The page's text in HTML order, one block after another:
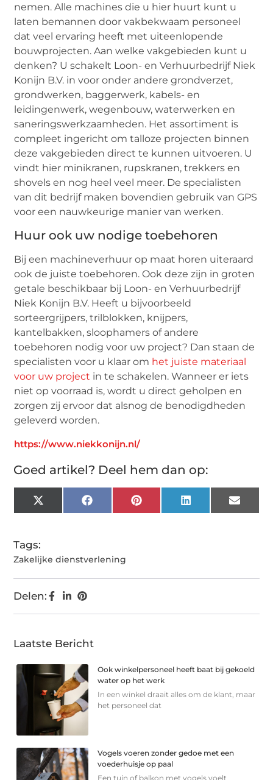
nemen. Alle machines die u hier huurt kunt u
laten bemannen door vakbekwaam personeel
dat veel ervaring heeft met uiteenlopende
bouwprojecten. Aan welke vakgebieden kunt u
denken? U schakelt Loon- en Verhuurbedrijf Niek
Konijn B.V. in voor onder andere grondverzet,
grondwerken, baggerwerk, kabels- en
leidingenwerk, wegenbouw, waterwerken en
saneringswerkzaamheden. Het assortiment is
compleet ingericht om talloze projecten binnen
deze vakgebieden direct te kunnen uitvoeren. U
vindt hier minikranen, rupskranen, trekkers en
shovels en nog heel veel meer. De specialisten
van dit bedrijf maken bovendien gebruik van GPS
voor een nauwkeurige manier van werken.
Huur ook uw nodige toebehoren
Bij een machineverhuur op maat horen uiteraard
ook de juiste toebehoren. Ook deze zijn in groten
getale beschikbaar bij Loon- en Verhuurbedrijf
Niek Konijn B.V. Heeft u bijvoorbeeld
sorteergrijpers, trilblokken, knijpers,
kantelbakken, sloophamers of andere
toebehoren nodig voor uw project? Dan staan de
specialisten voor u klaar om het juiste materiaal
voor uw project in te schakelen. Wanneer er iets
niet op voorraad is, wordt u direct geholpen en
zorgen zij ervoor dat alsnog de benodigdheden
geleverd worden.
https://www.niekkonijn.nl/
Goed artikel? Deel hem dan op:
X
(Twitter)
FacebookPinterest LinkedIn Email
Tags:
Zakelijke dienstverlening
Delen:
Laatste Bericht
Ook winkelpersoneel heeft baat bij gekoeld
water op het werk
In een winkel draait alles om de klant, maar
het personeel dat
Vogels voeren zonder gedoe met een
voederhuisje op paal
Een tuin of balkon met vogels voelt